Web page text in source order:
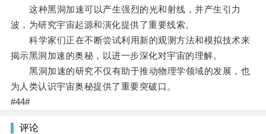
这种黑洞加速可以产生强烈的光和射线，并产生引力
波，为研究宇宙起源和演化提供了重要线索。
科学家们正在不断尝试利用新的观测方法和模拟技术来
揭示黑洞加速的奥秘，以进一步深化对宇宙的理解。
黑洞加速的研究不仅有助于推动物理学领域的发展，也
为人类认识宇宙奥秘提供了重要突破口。
#44#
评论